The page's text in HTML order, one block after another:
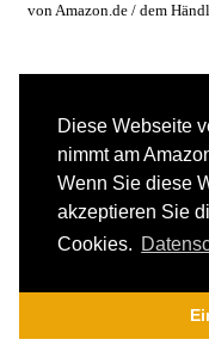
Diese Webseite
nimmt am
Wenn Sie diese
akzeptieren Sie
Cookies.
von Amazon.de / dem